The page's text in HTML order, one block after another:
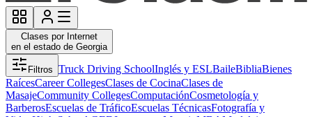
Clases por Internet
en el estado de Georgia
Filtros Truck Driving SchoolInglés y ESLBaileBibliaBienes
RaícesCareer CollegesClases de CocinaClases de
MasajeCommunity CollegesComputaciónCosmetología y
BarberosEscuelas de TráficoEscuelas TécnicasFotografía y